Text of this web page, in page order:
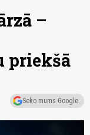
–
priekšā
Seko mums Google